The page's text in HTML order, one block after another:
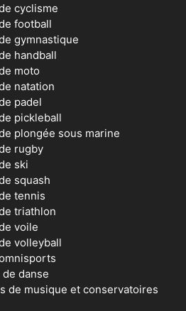
cyclisme
football
gymnastique
handball
moto
natation
padel
pickleball
plongée sous marine
rugby
ski
squash
tennis
triathlon
voile
volleyball
de danse
de musique et conservatoires